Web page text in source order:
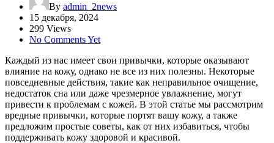
By admin_2news
15 декабря, 2024
299 Views
No Comments Yet
Каждый из нас имеет свои привычки, которые оказывают
влияние на кожу, однако не все из них полезны. Некоторые
повседневные действия, такие как неправильное очищение,
недостаток сна или даже чрезмерное увлажнение, могут
привести к проблемам с кожей. В этой статье мы рассмотрим
вредные привычки, которые портят вашу кожу, а также
предложим простые советы, как от них избавиться, чтобы
поддерживать кожу здоровой и красивой.